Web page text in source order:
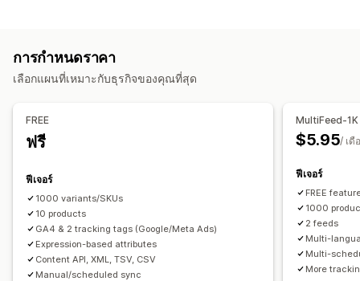
ฟีดที่ปรับให้เหมาะกับท้องถิ่น
การซิงค์ตัวแปร
การกำหนดเป้าหมายคอลเลกชัน
การจัดการฟีด
ซิงค์สินค้า
การตรวจสอบข้อผิดพลาด
ฟีดเฉพาะเป้าหมาย
การสนับสนุนสินค้าคงคลัง
ไม่มีส่วนติดต่อ
การติดตามคอนเวอร์ชัน
หลายรูปแบบ
ซิงค์คำสั่งซื้อ
สกุลเงินในพื้นที่
รายการที่กำหนดเอง
การวิเคราะห์การทำรายการสินค้า
การกำหนดราคา
เลือกแผนที่เหมาะกับธุรกิจของคุณที่สุด
FREE
ฟรี
ฟีเจอร์
1000 variants/SKUs
10 products
GA4 & 2 tracking tags (Google/Meta Ads)
Expression-based attributes
Content API, XML, TSV, CSV
Manual/scheduled sync
MultiFeed-1K
$5.95/ เดื
ฟีเจอร์
FREE
1000
2 feeds
Multi-
Multi-
More